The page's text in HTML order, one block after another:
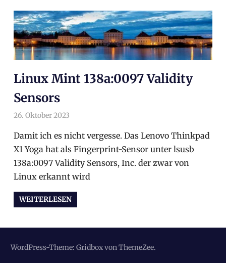
Linux Mint 138a:0097 Validity
Sensors
26. Oktober 2023
Damit ich es nicht vergesse. Das Lenovo Thinkpad
X1 Yoga hat als Fingerprint-Sensor unter lsusb
138a:0097 Validity Sensors, Inc. der zwar von
Linux erkannt wird
WEITERLESEN
WordPress-Theme: Gridbox von ThemeZee.